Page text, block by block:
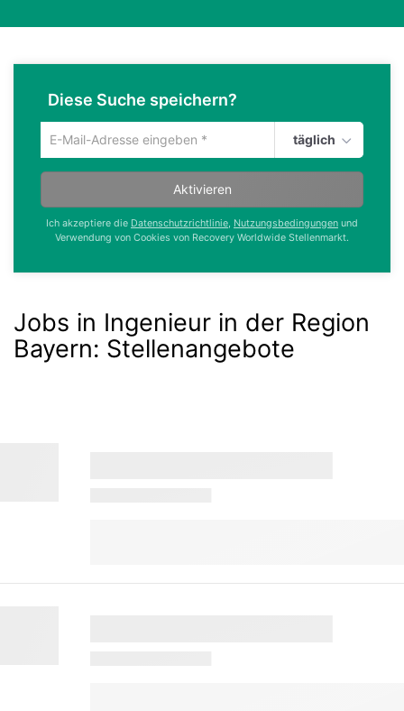
Diese Suche speichern?
Um
die
aktuelle
zu
speichern
deine
ein
täglich
Aktivieren
Ich akzeptiere die Datenschutzrichtlinie, Nutzungsbedingungen und
Verwendung von Cookies von Recovery Worldwide Stellenmarkt.
Jobs in Ingenieur in der Region
Bayern: Stellenangebote